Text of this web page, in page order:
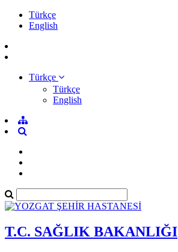
Türkçe
English
Türkçe
Türkçe
English
T.C. SAĞLIK BAKANLIĞI